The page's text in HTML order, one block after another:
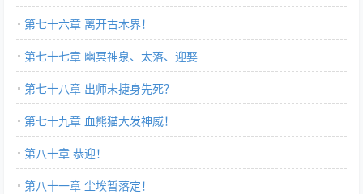
第七十六章 离开古木界！
第七十七章 幽冥神泉、太落、迎娶
第七十八章 出师未捷身先死？
第七十九章 血熊猫大发神威！
第八十章 恭迎！
第八十一章 尘埃暂落定！